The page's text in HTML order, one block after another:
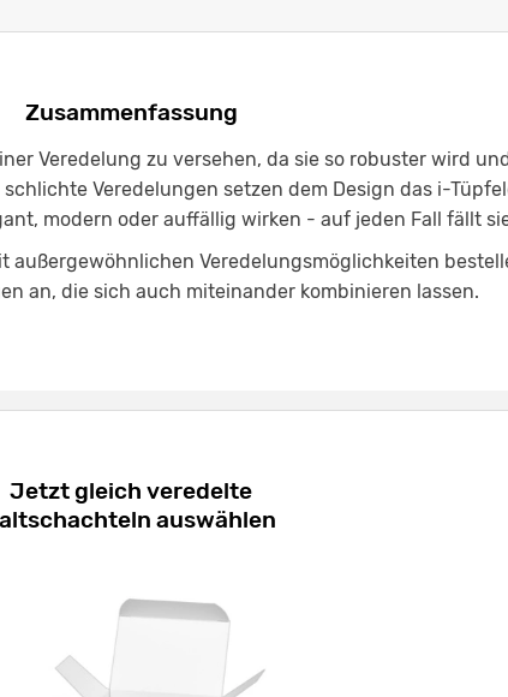
Zusammenfassung
Veredelung zu versehen, da sie so robuster wird
Veredelungen setzen dem Design das i-
modern oder auffällig wirken - auf jeden Fall fällt
außergewöhnlichen Veredelungsmöglichkeiten
an, die sich auch miteinander kombinieren lassen.
Jetzt gleich veredelte
auswählen